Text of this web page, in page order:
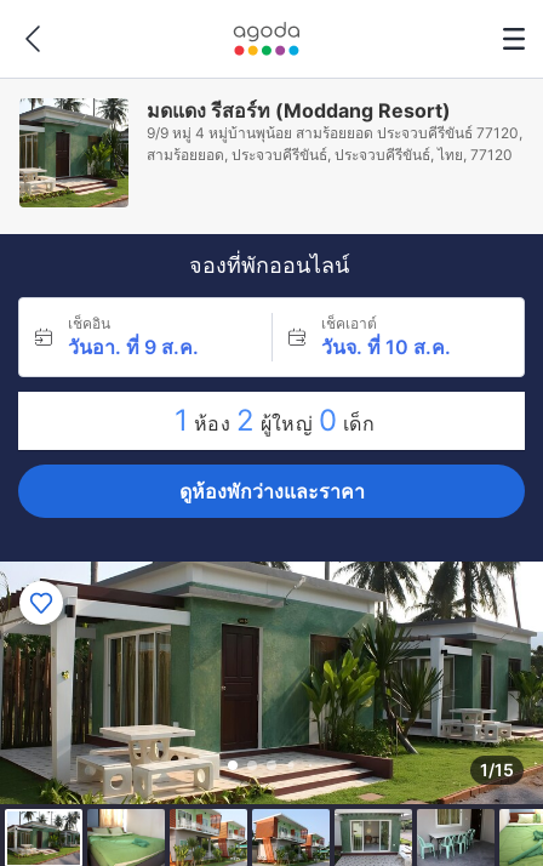
มดแดง รีสอร์ท (Moddang Resort)
9/9 หมู่ 4 หมู่บ้านพุน้อย สามร้อยยอด ประจวบคีรีขันธ์ 77120,
สามร้อยยอด, ประจวบคีรีขันธ์, ประจวบคีรีขันธ์, ไทย, 77120
จองที่พักออนไลน์
เช็คอิน
วันอา. ที่ 9 ส.ค.
เช็คเอาต์
วันจ. ที่ 10 ส.ค.
1 ห้อง 2 ผู้ใหญ่ 0 เด็ก
ดูห้องพักว่างและราคา
1/15